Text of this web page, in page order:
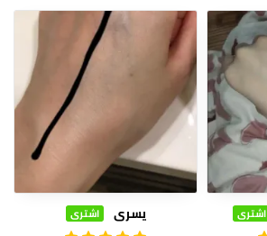
اشترى يسرى اشترى